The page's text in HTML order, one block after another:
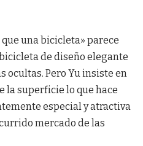
una bicicleta» parece
de diseño elegante
ocultas. Pero Yu insiste en
la superficie lo que hace
especial y atractiva
mercado de las